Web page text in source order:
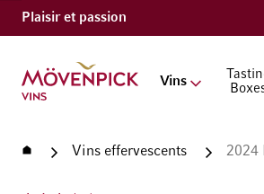
Plaisir et passion
Aller à la page d'accueil
Vins
Accueil Vins effervescents 2024